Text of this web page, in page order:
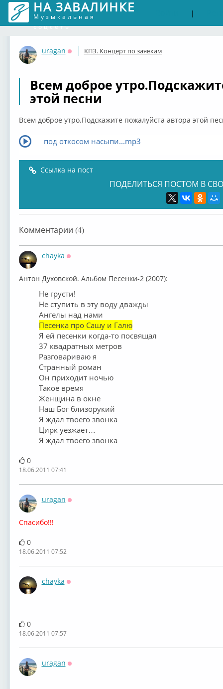
НА ЗАВАЛИНКЕ
Музыкальная
соцсеть
|
uragan
Оффлайн
КПЗ. Концерт по заявкам
Всем доброе
этой песни
Всем доброе утро.Подскажите пожалуйста автора этой
под откосом насыпи...mp3
Ссылка на пост
ПОДЕЛИТЬСЯ ПОСТОМ В
Комментарии (4)
chayka
Антон Духовской. Альбом Песенки-2 (2007):
Не грусти!
Не ступить в эту воду дважды
Ангелы над нами
Песенка про Сашу и Галю
Я ей песенки когда-то посвящал
37 квадратных метров
Разговариваю я
Странный роман
Он приходит ночью
Такое время
Женщина в окне
Наш Бог близорукий
Я ждал твоего звонка
Цирк уезжает…
Я ждал твоего звонка
0
18.06.2011 07:41
uragan
Спасибо!!!
0
18.06.2011 07:52
chayka
0
18.06.2011 07:57
uragan